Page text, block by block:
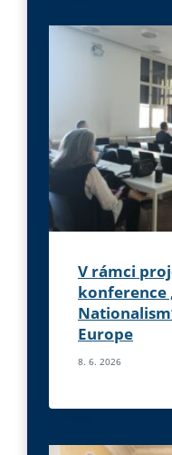
V rámci
konference
Europe
8. 6. 2026